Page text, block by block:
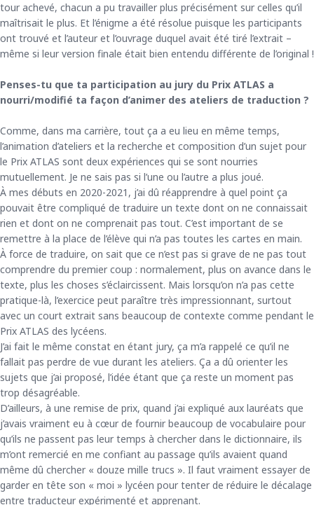
tour achevé, chacun a pu travailler plus précisément sur celles qu’il
maîtrisait le plus. Et l’énigme a été résolue puisque les participants
ont trouvé et l’auteur et l’ouvrage duquel avait été tiré l’extrait –
même si leur version finale était bien entendu différente de l’original !
Penses-tu que ta participation au jury du Prix ATLAS a
nourri/modifié ta façon d’animer des ateliers de traduction ?
Comme, dans ma carrière, tout ça a eu lieu en même temps,
l’animation d’ateliers et la recherche et composition d’un sujet pour
le Prix ATLAS sont deux expériences qui se sont nourries
mutuellement. Je ne sais pas si l’une ou l’autre a plus joué.
À mes débuts en 2020-2021, j’ai dû réapprendre à quel point ça
pouvait être compliqué de traduire un texte dont on ne connaissait
rien et dont on ne comprenait pas tout. C’est important de se
remettre à la place de l’élève qui n’a pas toutes les cartes en main.
À force de traduire, on sait que ce n’est pas si grave de ne pas tout
comprendre du premier coup : normalement, plus on avance dans le
texte, plus les choses s’éclaircissent. Mais lorsqu’on n’a pas cette
pratique-là, l’exercice peut paraître très impressionnant, surtout
avec un court extrait sans beaucoup de contexte comme pendant le
Prix ATLAS des lycéens.
J’ai fait le même constat en étant jury, ça m’a rappelé ce qu’il ne
fallait pas perdre de vue durant les ateliers. Ça a dû orienter les
sujets que j’ai proposé, l’idée étant que ça reste un moment pas
trop désagréable.
D’ailleurs, à une remise de prix, quand j’ai expliqué aux lauréats que
j’avais vraiment eu à cœur de fournir beaucoup de vocabulaire pour
qu’ils ne passent pas leur temps à chercher dans le dictionnaire, ils
m’ont remercié en me confiant au passage qu’ils avaient quand
même dû chercher « douze mille trucs ». Il faut vraiment essayer de
garder en tête son « moi » lycéen pour tenter de réduire le décalage
entre traducteur expérimenté et apprenant.